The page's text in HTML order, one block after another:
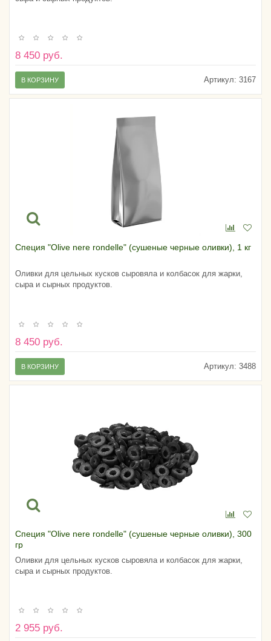
8 450 руб.
Артикул: 3167
В КОРЗИНУ
Специя "Olive nere rondelle" (сушеные черные оливки), 1 кг
Оливки для цельных кусков сыровяла и колбасок для жарки,
сыра и сырных продуктов.
8 450 руб.
Артикул: 3488
В КОРЗИНУ
Специя "Olive nere rondelle" (сушеные черные оливки), 300
гр
Оливки для цельных кусков сыровяла и колбасок для жарки,
сыра и сырных продуктов.
2 955 руб.